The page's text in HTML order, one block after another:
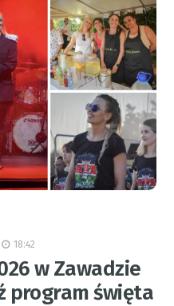
18:42
w Zawadzie
program święta